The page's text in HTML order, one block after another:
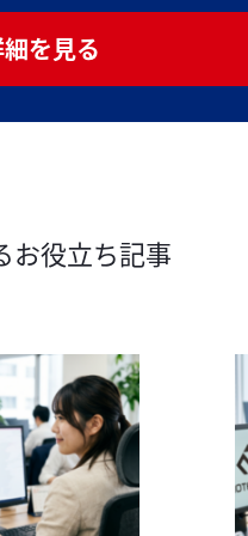
を見る
お役立ち記事